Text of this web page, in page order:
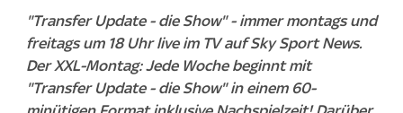
"Transfer Update - die Show" - immer montags und
freitags um 18 Uhr live im TV auf Sky Sport News.
Der XXL-Montag: Jede Woche beginnt mit
"Transfer Update - die Show" in einem 60-